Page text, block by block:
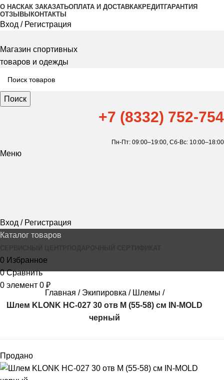
О НАСКАК ЗАКАЗАТЬОПЛАТА И ДОСТАВКАКРЕДИТГАРАНТИЯ
ОТЗЫВЫ КОНТАКТЫ
Вход / Регистрация
Магазин спортивных
товаров и одежды
Поиск
+7 (8332) 752-754
Пн-Пт: 09:00–19:00, Сб-Вс: 10:00–18:00
Меню
Вход / Регистрация
Каталог товаров
0 Избранное
0 Сравнить
0 элемент 0 ₽
Главная
Экипировка
Шлемы
Шлем KLONK HC-027 30 отв M (55-58) см IN-MOLD
черный
Продано